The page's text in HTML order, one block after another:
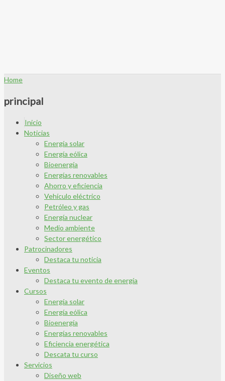
Home
principal
Inicio
Noticias
Energía solar
Energía eólica
Bioenergía
Energías renovables
Ahorro y eficiencia
Vehículo eléctrico
Petróleo y gas
Energía nuclear
Medio ambiente
Sector energético
Patrocinadores
Destaca tu noticia
Eventos
Destaca tu evento de energía
Cursos
Energía solar
Energía eólica
Bioenergía
Energías renovables
Eficiencia energética
Descata tu curso
Servicios
Diseño web